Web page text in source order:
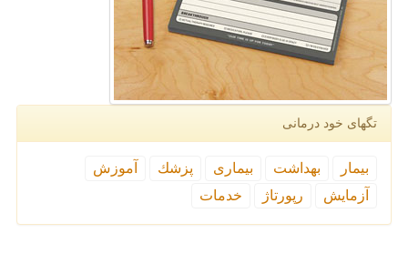
تگهای خود درمانی
بیمار بهداشت بیماری پزشك
آموزش
آزمایش
رپورتاژ خدمات